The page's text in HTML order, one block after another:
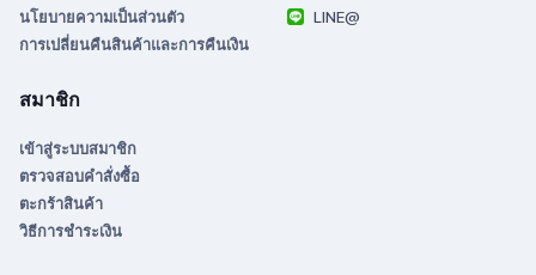
นโยบายความเป็นส่วนตัว
การเปลี่ยนคืนสินค้าและการคืนเงิน
LINE@
สมาชิก
เข้าสู่ระบบสมาชิก
ตรวจสอบคำสั่งซื้อ
ตะกร้าสินค้า
วิธีการชำระเงิน